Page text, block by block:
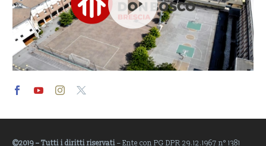
Player
©2019 – Tutti i diritti riservati – Ente con PG DPR 29.12.1967 n° 1381